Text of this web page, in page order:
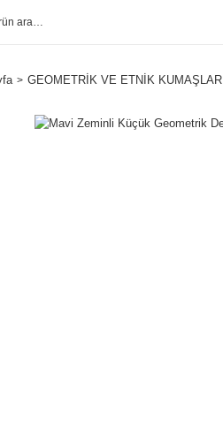
GEOMETRİK VE ETNİK KUMAŞLAR